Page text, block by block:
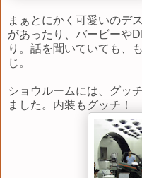
まぁとにかく可愛いのデ
があったり、バービーや
り。話を聞いていても、
じ。
ショウルームには、グッ
ました。内装もグッチ！